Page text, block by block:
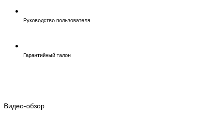
Руководство пользователя
Гарантийный талон
Видео-обзор